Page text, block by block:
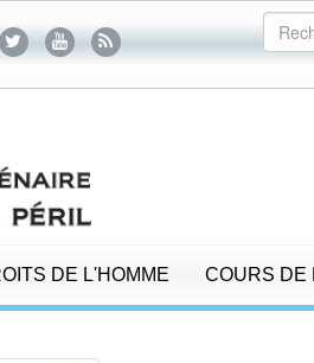
DE L'HOMME COURS DE